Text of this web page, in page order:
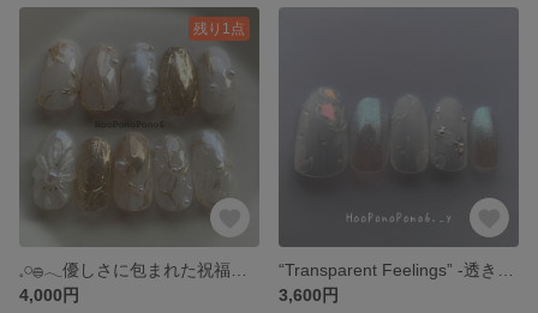
残り1点
4,000円
3,600円